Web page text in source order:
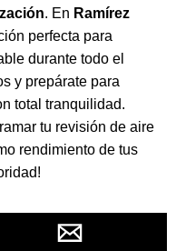
. En Ramírez
perfecta para
durante todo el
y prepárate para
total tranquilidad.
tu revisión de aire
rendimiento de tus